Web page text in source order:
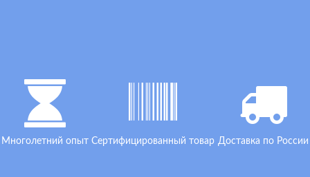
Многолетний опыт Сертифицированный товар Доставка по России